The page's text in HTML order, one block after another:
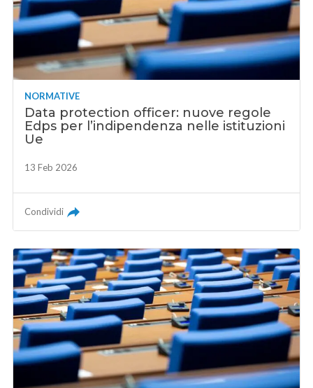
NORMATIVE
Data protection officer: nuove regole
Edps per l’indipendenza nelle istituzioni
Ue
13 Feb 2026
Condividi